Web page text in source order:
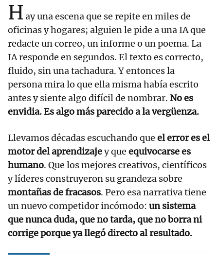
H ay una escena que se repite en miles de
oficinas y hogares; alguien le pide a una IA que
redacte un correo, un informe o un poema. La
IA responde en segundos. El texto es correcto,
fluido, sin una tachadura. Y entonces la
persona mira lo que ella misma había escrito
antes y siente algo difícil de nombrar. No es
envidia. Es algo más parecido a la vergüenza.
Llevamos décadas escuchando que el error es el
motor del aprendizajey que equivocarse es
humano. Que los mejores creativos, científicos
y líderes construyeron su grandeza sobre
montañas de fracasos. Pero esa narrativa tiene
un nuevo competidor incómodo: un sistema
que nunca duda, que no tarda, que no borra ni
corrige porque ya llegó directo al resultado.